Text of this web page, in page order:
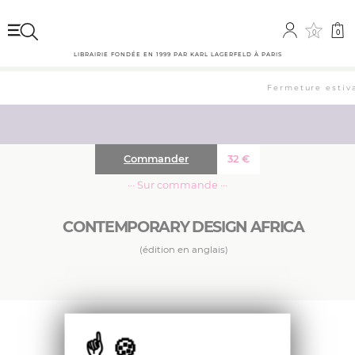
0 0
LIBRAIRIE FONDÉE EN 1999 PAR KARL LAGERFELD À PARIS
Fermeture
CONTEMPORARY DESIGN AFRICA
(édition en anglais)
32 €
Commander
··· Sur commande ···
Un panorama complet de designers africains
contemporains. Mêlant tradition et modernité
avec une sélection de mobilier, textiles,